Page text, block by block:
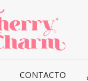
CONTACTO